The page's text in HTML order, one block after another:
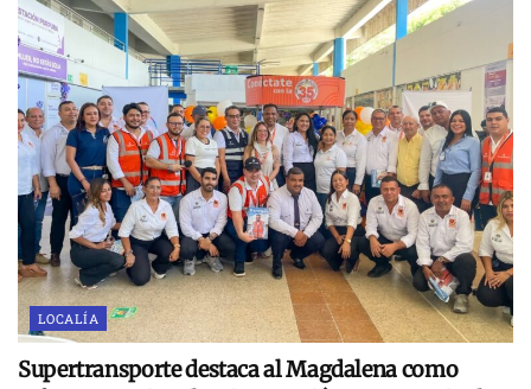
LOCALÍA
Supertransporte destaca al Magdalena como